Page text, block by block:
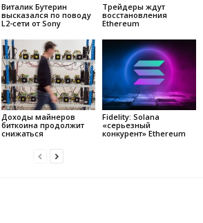
Виталик Бутерин
высказался по поводу
L2-сети от Sony
Трейдеры ждут
восстановления
Ethereum
Доходы майнеров
биткоина продолжит
снижаться
Fidelity: Solana
«серьезный
конкурент» Ethereum